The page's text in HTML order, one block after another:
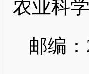
农业科
邮编：